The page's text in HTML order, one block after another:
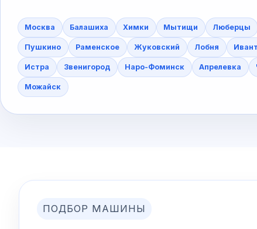
Москва Балашиха Химки Мытищи Люберцы
Пушкино Раменское Жуковский Лобня
Истра Звенигород Наро-Фоминск Апрелевка
Можайск
ПОДБОР МАШИНЫ